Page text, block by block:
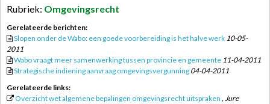
Rubriek: Omgevingsrecht
Gerelateerde berichten:
Slopen onder de Wabo: een goede voorbereiding is het halve werk 10-05-
2011
Wabo vraagt meer samenwerking tussen provincie en gemeente 11-04-2011
Strategische indiening aanvraag omgevingsvergunning 04-04-2011
Gerelateerde links:
Overzicht wet algemene bepalingen omgevingsrecht uitspraken , Jure